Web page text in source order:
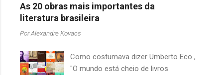
As 20 obras mais importantes da
literatura brasileira
PorAlexandre Kovacs
Como costumava dizer Umberto Eco ,
"O mundo está cheio de livros